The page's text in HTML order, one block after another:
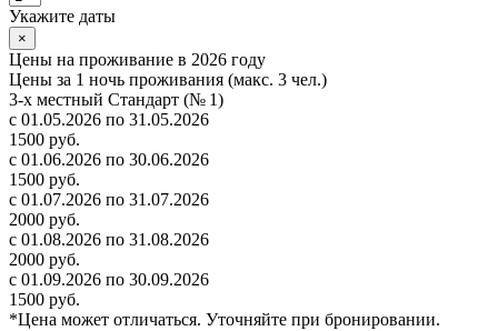
Укажите даты
×
Цены на проживание в 2026 году
Цены за 1 ночь проживания (макс. 3 чел.)
3-х местный Стандарт (№ 1)
с 01.05.2026 по 31.05.2026
1500 руб.
с 01.06.2026 по 30.06.2026
1500 руб.
с 01.07.2026 по 31.07.2026
2000 руб.
с 01.08.2026 по 31.08.2026
2000 руб.
с 01.09.2026 по 30.09.2026
1500 руб.
*Цена может отличаться. Уточняйте при бронировании.